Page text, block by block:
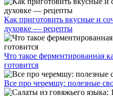
Как приготовить вкусные и
духовке — рецепты
Что такое ферментированная
готовится
Все про черемшу: полезные